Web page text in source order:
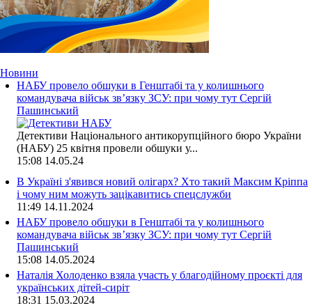
Новини
НАБУ провело обшуки в Генштабі та у колишнього
командувача військ зв’язку ЗСУ: при чому тут Сергій
Пашинський
Детективи Національного антикорупційного бюро України
(НАБУ) 25 квітня провели обшуки у...
15:08 14.05.24
В Україні з'явився новий олігарх? Хто такий Максим Кріппа
і чому ним можуть зацікавитись спецслужби
11:49 14.11.2024
НАБУ провело обшуки в Генштабі та у колишнього
командувача військ зв’язку ЗСУ: при чому тут Сергій
Пашинський
15:08 14.05.2024
Наталія Холоденко взяла участь у благодійному проєкті для
українських дітей-сиріт
18:31 15.03.2024